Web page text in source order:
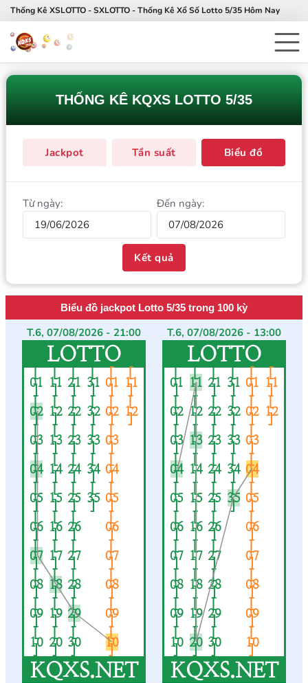
Thống Kê XSLOTTO - SXLOTTO - Thống Kê Xổ Số Lotto 5/35 Hôm Nay
THỐNG KÊ KQXS LOTTO 5/35
Jackpot Tần suất Biểu đồ
Từ ngày: Đến ngày:
Kết quả
Biểu đồ jackpot Lotto 5/35 trong 100 kỳ
T.6, 07/08/2026 - 21:00
LOTTO
[
01
]
[
11
]
[
21
]
[
31
]
[
01
]
[
11
]
[
02
]
[
12
]
[
22
]
[
32
]
[
02
]
[
12
]
[
03
]
[
13
]
[
23
]
[
33
]
[
03
]
[
04
]
[
14
]
[
24
]
[
34
]
[
04
]
[
05
]
[
15
]
[
25
]
[
35
]
[
05
]
[
06
]
[
16
]
[
26
]
[
06
]
[
07
]
[
17
]
[
27
]
[
07
]
[
08
]
[
18
]
[
28
]
[
08
]
[
09
]
[
19
]
[
29
]
[
09
]
[
10
]
[
20
]
[
30
]
[
10
]
KQXS.NET
T.6, 07/08/2026 - 13:00
LOTTO
[
01
]
[
11
]
[
21
]
[
31
]
[
01
]
[
11
]
[
02
]
[
12
]
[
22
]
[
32
]
[
02
]
[
12
]
[
03
]
[
13
]
[
23
]
[
33
]
[
03
]
[
04
]
[
14
]
[
24
]
[
34
]
[
04
]
[
05
]
[
15
]
[
25
]
[
35
]
[
05
]
[
06
]
[
16
]
[
26
]
[
06
]
[
07
]
[
17
]
[
27
]
[
07
]
[
08
]
[
18
]
[
28
]
[
08
]
[
09
]
[
19
]
[
29
]
[
09
]
[
10
]
[
20
]
[
30
]
[
10
]
KQXS.NET